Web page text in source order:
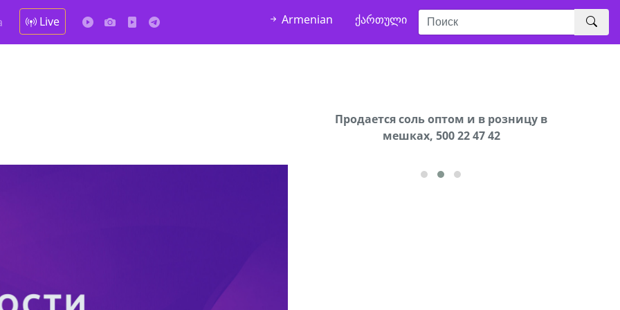
Live Armenian ქართული
Продается соль оптом и в розницу в
мешках, 500 22 47 42
В городе Ниноцминда около фастфуда Hask
cдается в аренду дом, 571 30 57